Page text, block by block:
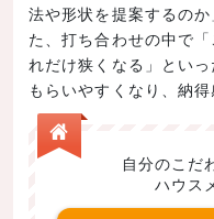
法や形状を提案するの
た、打ち合わせの中で
れだけ狭くなる」とい
もらいやすくなり、納
自分のこだ
ハウス